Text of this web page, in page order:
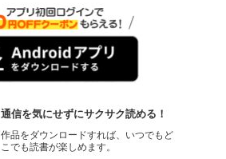
通信を気にせずにサクサク読める！
作品をダウンロードすれば、いつでもど
こでも読書が楽しめます。